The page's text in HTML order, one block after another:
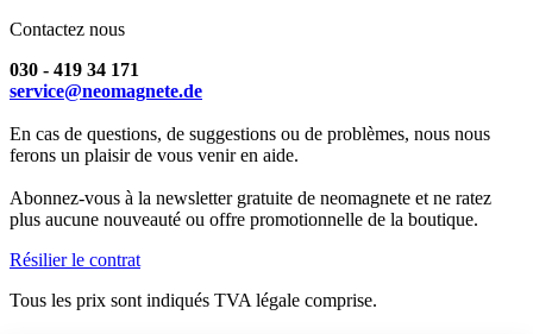
Contactez nous
030 - 419 34 171
service@neomagnete.de
En cas de questions, de suggestions ou de problèmes, nous nous
ferons un plaisir de vous venir en aide.
Abonnez-vous à la newsletter gratuite de neomagnete et ne ratez
plus aucune nouveauté ou offre promotionnelle de la boutique.
Résilier le contrat
Tous les prix sont indiqués TVA légale comprise.